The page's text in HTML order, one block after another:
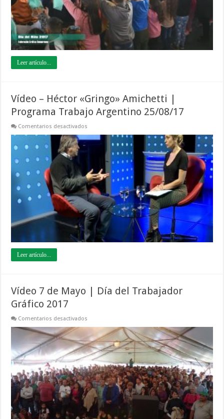
Leer artículo...
Vídeo – Héctor «Gringo» Amichetti |
Programa Trabajo Argentino 25/08/17
Comentarios desactivados
–
Héctor
«Gringo»
Programa
Trabajo
Argentino
25/08/17
Leer artículo...
Vídeo 7 de Mayo | Día del Trabajador
Gráfico 2017
Comentarios desactivados
de
Mayo
|
Día
del
Trabajador
Gráfico
2017